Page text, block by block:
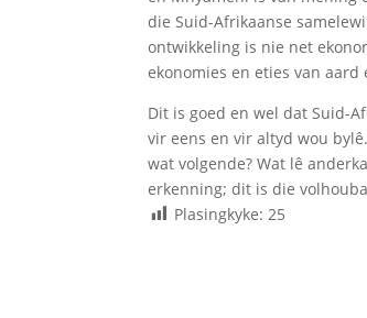
die Suid-Afrikaanse
ontwikkeling is nie net
ekonomies en eties van
Dit is goed en wel dat Suid-
vir eens en vir altyd wou
wat volgende? Wat lê
erkenning; dit is die
Plasingkyke: 25